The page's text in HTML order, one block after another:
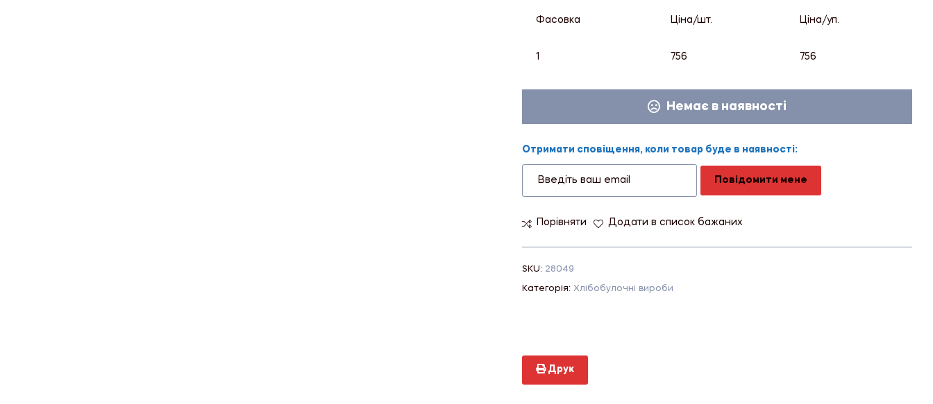
Фасовка Ціна/шт. Ціна/уп.
1 756 756
Немає в наявності
Отримати сповіщення, коли товар буде в наявності:
Повідомити мене
Порівняти Додати в список бажаних
SKU: 28049
Категорія: Хлібобулочні вироби
Друк